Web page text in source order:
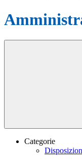
Categorie